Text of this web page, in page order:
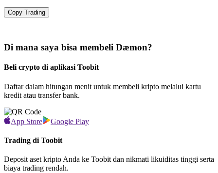
Copy Trading
Di mana saya bisa membeli Dæmon?
Beli crypto di aplikasi Toobit
Daftar dalam hitungan menit untuk membeli kripto melalui kartu
kredit atau transfer bank.
App Store Google Play
Trading di Toobit
Deposit aset kripto Anda ke Toobit dan nikmati likuiditas tinggi serta
biaya trading rendah.